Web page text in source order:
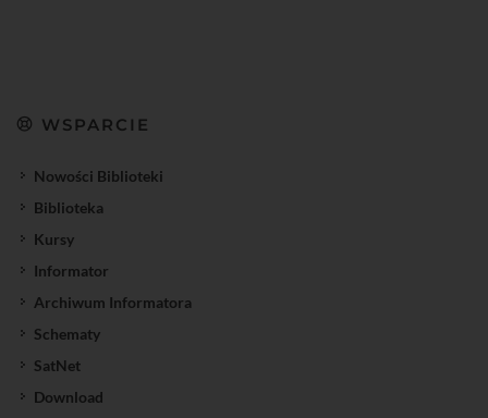
WSPARCIE
Nowości Biblioteki
Biblioteka
Kursy
Informator
Archiwum Informatora
Schematy
SatNet
Download